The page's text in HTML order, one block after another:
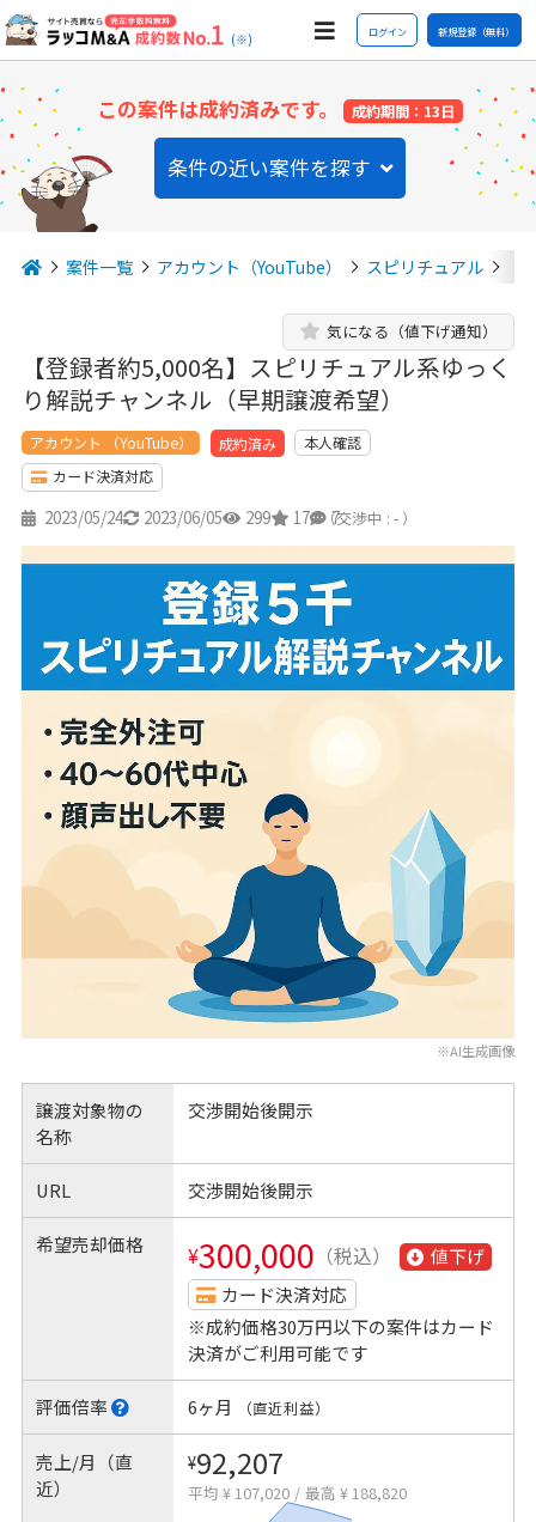
(※) ログイン 新規登録（無料）
この案件は成約済みです。 成約期間：13日
条件の近い案件を探す
案件一覧 アカウント（YouTube） スピリチュアル
【登録者約5,000名】スピリチュアル系ゆっく
り解説チャンネル（早期譲渡希望）
気になる（値下げ通知）
アカウント （YouTube） 成約済み
本人確認
カード決済対応
2023/05/24 2023/06/05 299 17 7
（交渉中 : - ）
※AI生成画像
譲渡対象物の
名称
交渉開始後開示
URL 交渉開始後開示
希望売却価格 ¥300,000 （税込）
値下げ
カード決済対応
※成約価格30万円以下の案件はカード
決済がご利用可能です
評価倍率 6ヶ月 （直近利益）
売上/月（直
近）
¥92,207
平均 ¥ 107,020 / 最高 ¥ 188,820